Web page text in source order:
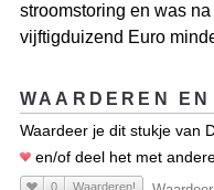
stroomstoring en was
vijftigduizend Euro
WAARDEREN EN
Waardeer je dit stukje van
en/of deel het met
0 Waarderen!